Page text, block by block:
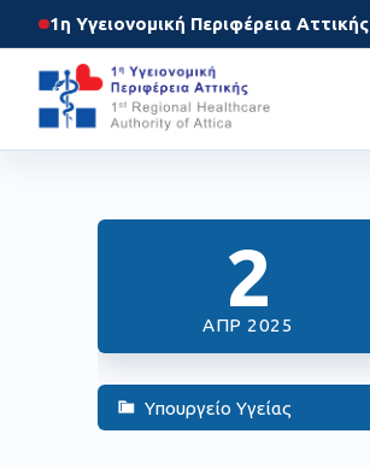
1η Υγειονομική Περιφέρεια Αττικής
2
ΑΠΡ 2025
Υπουργείο Υγείας